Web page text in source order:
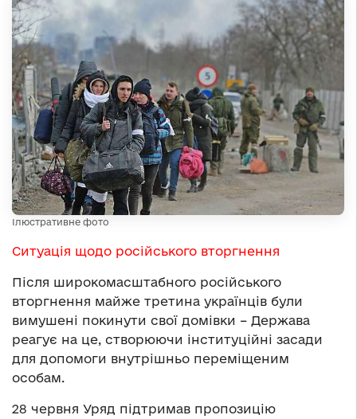
Ілюстративне фото
Ситуація щодо російського вторгнення
Після широкомасштабного російського
вторгнення майже третина українців були
вимушені покинути свої домівки – Держава
реагує на це, створюючи інституційні засади
для допомоги внутрішньо переміщеним
особам.
28 червня Уряд підтримав пропозицію